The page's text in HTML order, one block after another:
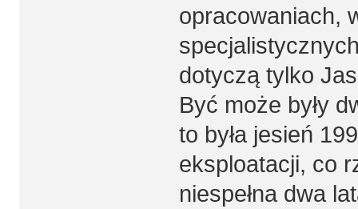
opracowaniach,
dotyczą tylko
Być może były
to była jesień
eksploatacji, co
niespełna dwa